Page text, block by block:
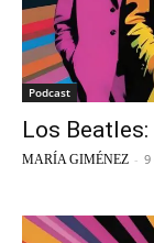
Podcast
Los
MARÍA GIMÉNEZ - 9